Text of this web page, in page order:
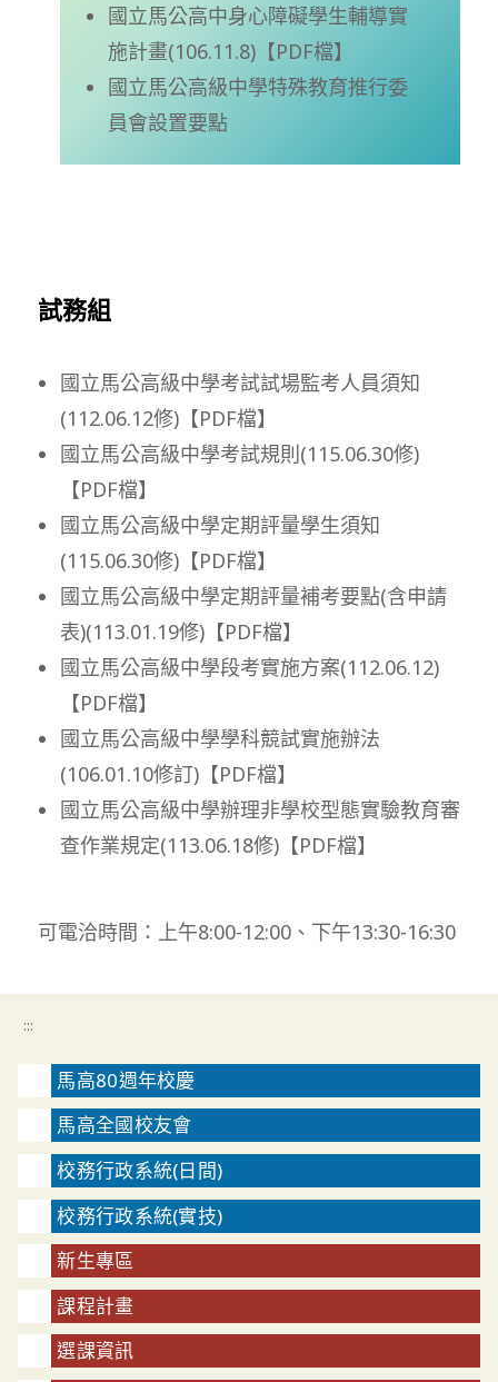
國立馬公高中身心障礙學生輔導實
施計畫(106.11.8)【PDF檔】
國立馬公高級中學特殊教育推行委
員會設置要點
試務組
國立馬公高級中學考試試場監考人員須知
(112.06.12修)【PDF檔】
國立馬公高級中學考試規則(115.06.30修)
【PDF檔】
國立馬公高級中學定期評量學生須知
(115.06.30修)【PDF檔】
國立馬公高級中學定期評量補考要點(含申請
表)(113.01.19修)【PDF檔】
國立馬公高級中學段考實施方案(112.06.12)
【PDF檔】
國立馬公高級中學學科競試實施辦法
(106.01.10修訂)【PDF檔】
國立馬公高級中學辦理非學校型態實驗教育審
查作業規定(113.06.18修)【PDF檔】
可電洽時間：上午8:00-12:00、下午13:30-16:30
:::
馬高80週年校慶
馬高全國校友會
校務行政系統(日間)
校務行政系統(實技)
新生專區
課程計畫
選課資訊